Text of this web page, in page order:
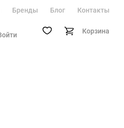
Бренды Блог Контакты
Корзина